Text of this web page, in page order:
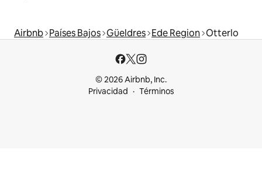
Airbnb Países Bajos Güeldres Ede Region Otterlo
© 2026 Airbnb, Inc.
Privacidad
Términos